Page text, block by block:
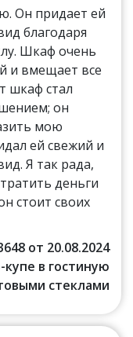
Он придает ей
благодаря
Шкаф очень
и вмещает все
шкаф стал
он
мою
ей свежий и
Я так рада,
деньги
стоит своих
от 20.08.2024
в гостиную
стеклами